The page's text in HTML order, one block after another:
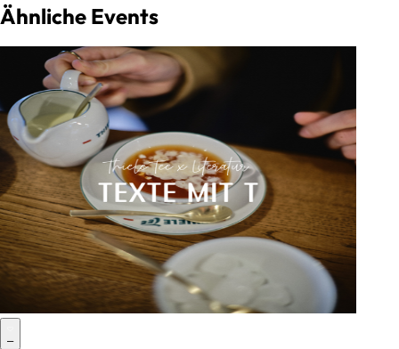
Ähnliche Events
–